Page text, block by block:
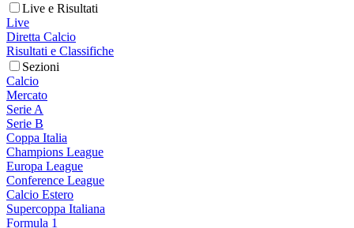
Live e Risultati
Live
Diretta Calcio
Risultati e Classifiche
Sezioni
Calcio
Mercato
Serie A
Serie B
Coppa Italia
Champions League
Europa League
Conference League
Calcio Estero
Supercoppa Italiana
Formula 1